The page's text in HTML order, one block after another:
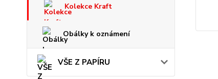
Kolekce Kraft
Obálky k oznámení
VŠE Z PAPÍRU